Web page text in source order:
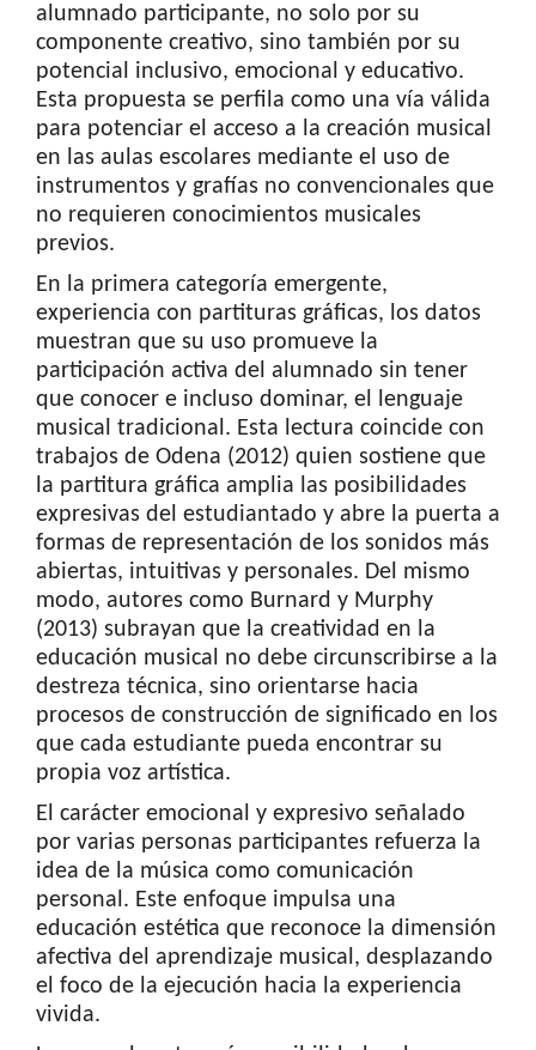
alumnado participante, no solo por su
componente creativo, sino también por su
potencial inclusivo, emocional y educativo.
Esta propuesta se perfila como una vía válida
para potenciar el acceso a la creación musical
en las aulas escolares mediante el uso de
instrumentos y grafías no convencionales que
no requieren conocimientos musicales
previos.
En la primera categoría emergente,
experiencia con partituras gráficas, los datos
muestran que su uso promueve la
participación activa del alumnado sin tener
que conocer e incluso dominar, el lenguaje
musical tradicional. Esta lectura coincide con
trabajos de Odena (2012) quien sostiene que
la partitura gráfica amplia las posibilidades
expresivas del estudiantado y abre la puerta a
formas de representación de los sonidos más
abiertas, intuitivas y personales. Del mismo
modo, autores como Burnard y Murphy
(2013) subrayan que la creatividad en la
educación musical no debe circunscribirse a la
destreza técnica, sino orientarse hacia
procesos de construcción de significado en los
que cada estudiante pueda encontrar su
propia voz artística.
El carácter emocional y expresivo señalado
por varias personas participantes refuerza la
idea de la música como comunicación
personal. Este enfoque impulsa una
educación estética que reconoce la dimensión
afectiva del aprendizaje musical, desplazando
el foco de la ejecución hacia la experiencia
vivida.